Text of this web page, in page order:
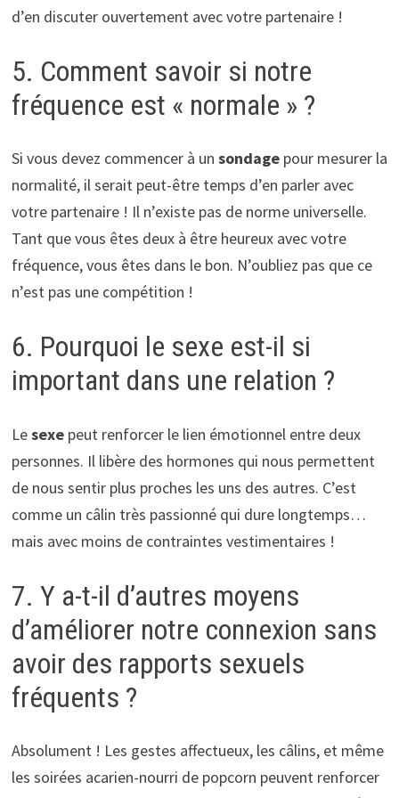
d’en discuter ouvertement avec votre partenaire !
5. Comment savoir si notre
fréquence est « normale » ?
Si vous devez commencer à un sondagepour mesurer la
normalité, il serait peut-être temps d’en parler avec
votre partenaire ! Il n’existe pas de norme universelle.
Tant que vous êtes deux à être heureux avec votre
fréquence, vous êtes dans le bon. N’oubliez pas que ce
n’est pas une compétition !
6. Pourquoi le sexe est-il si
important dans une relation ?
Lesexepeut renforcer le lien émotionnel entre deux
personnes. Il libère des hormones qui nous permettent
de nous sentir plus proches les uns des autres. C’est
comme un câlin très passionné qui dure longtemps…
mais avec moins de contraintes vestimentaires !
7. Y a-t-il d’autres moyens
d’améliorer notre connexion sans
avoir des rapports sexuels
fréquents ?
Absolument ! Les gestes affectueux, les câlins, et même
les soirées acarien-nourri de popcorn peuvent renforcer